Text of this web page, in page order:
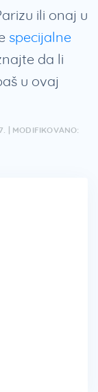
ili onaj u
specijalne
da li
u ovaj
| MODIFIKOVANO: